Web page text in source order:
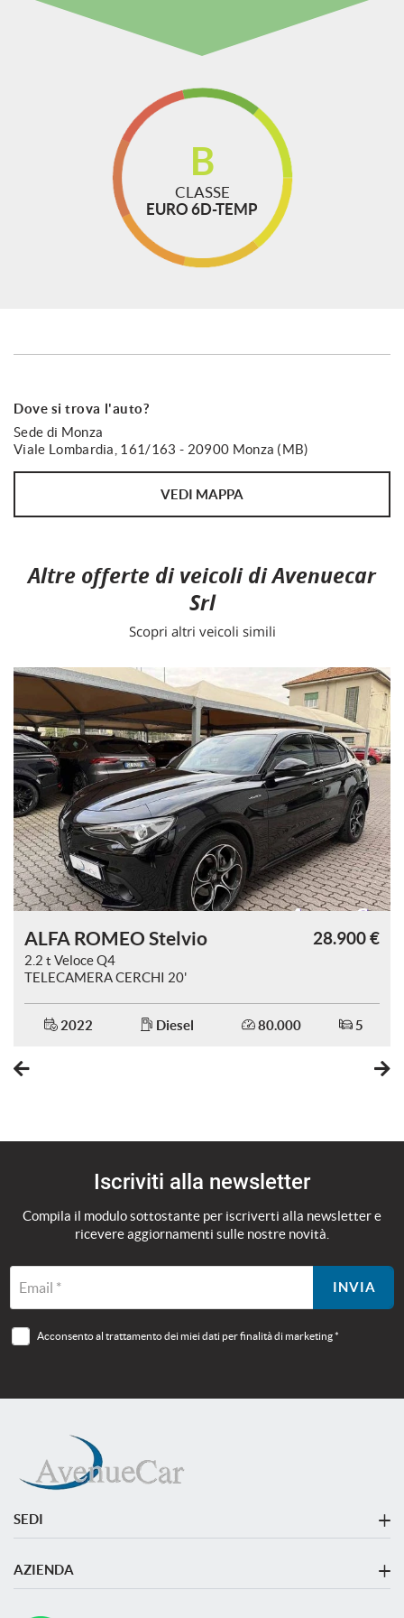
Sistema di avviso di distanza
Specchietti laterali elettrici
Start/Stop Automatico
Telecamera per parcheggio assistito
TELECAMERA POSTERIORE
B
CLASSE
EURO 6D-TEMP
Dove si trova l'auto?
Sede di Monza
Viale Lombardia, 161/163 - 20900 Monza (MB)
VEDI MAPPA
Altre offerte di veicoli di Avenuecar
Srl
Scopri altri veicoli simili
ALFA ROMEO Stelvio
2.2 t Veloce Q4
TELECAMERA CERCHI 20'
28.900 €
2022 Diesel 80.000 5
Iscriviti alla newsletter
Compila il modulo sottostante per iscriverti alla newsletter e
ricevere aggiornamenti sulle nostre novità.
Email * INVIA
Acconsento al trattamento dei miei dati per finalità di marketing *
SEDI
AZIENDA